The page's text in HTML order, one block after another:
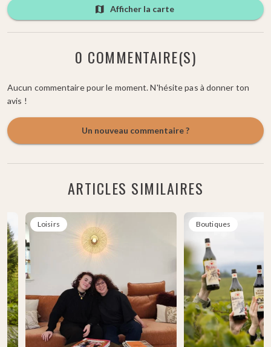
Afficher la carte
0 COMMENTAIRE(S)
Aucun commentaire pour le moment. N'hésite pas à donner ton
avis !
Un nouveau commentaire ?
ARTICLES SIMILAIRES
Loisirs Boutiques